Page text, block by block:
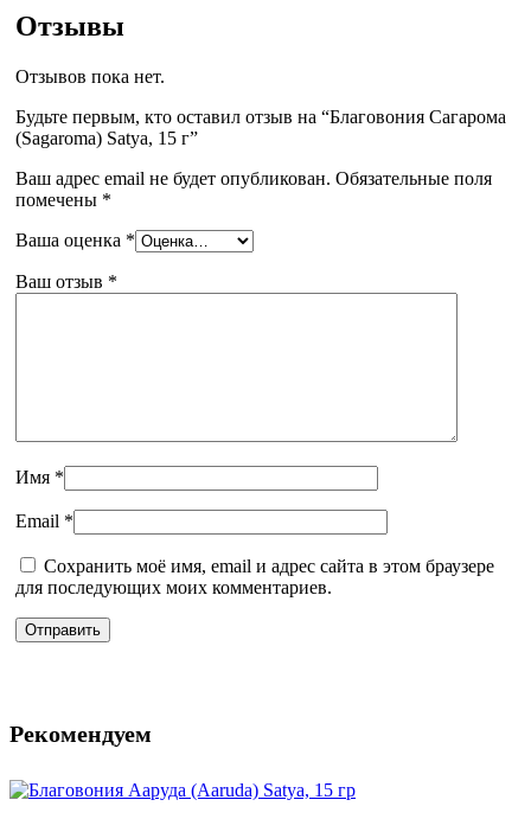
Отзывы
Отзывов пока нет.
Будьте первым, кто оставил отзыв на “Благовония Сагарома
(Sagaroma) Satya, 15 г”
Ваш адрес email не будет опубликован. Обязательные поля
помечены *
Ваша оценка *
Ваш отзыв *
Имя *
Email *
Сохранить моё имя, email и адрес сайта в этом браузере
для последующих моих комментариев.
Рекомендуем